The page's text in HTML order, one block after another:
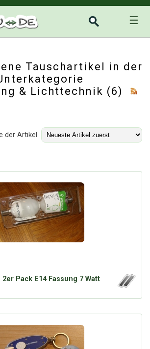
☰
Tauschartikel in der
& Lichttechnik (6)
der Artikel
Pack E14 Fassung 7 Watt